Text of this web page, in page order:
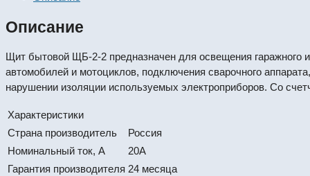
Описание
Щит бытовой ЩБ-2-2 предназначен для освещения гаражного
автомобилей и мотоциклов, подключения сварочного
нарушении изоляции используемых электроприборов. Со
Характеристики
Страна производитель
Россия
Номинальный ток, А
20А
Гарантия производителя 24 месяца